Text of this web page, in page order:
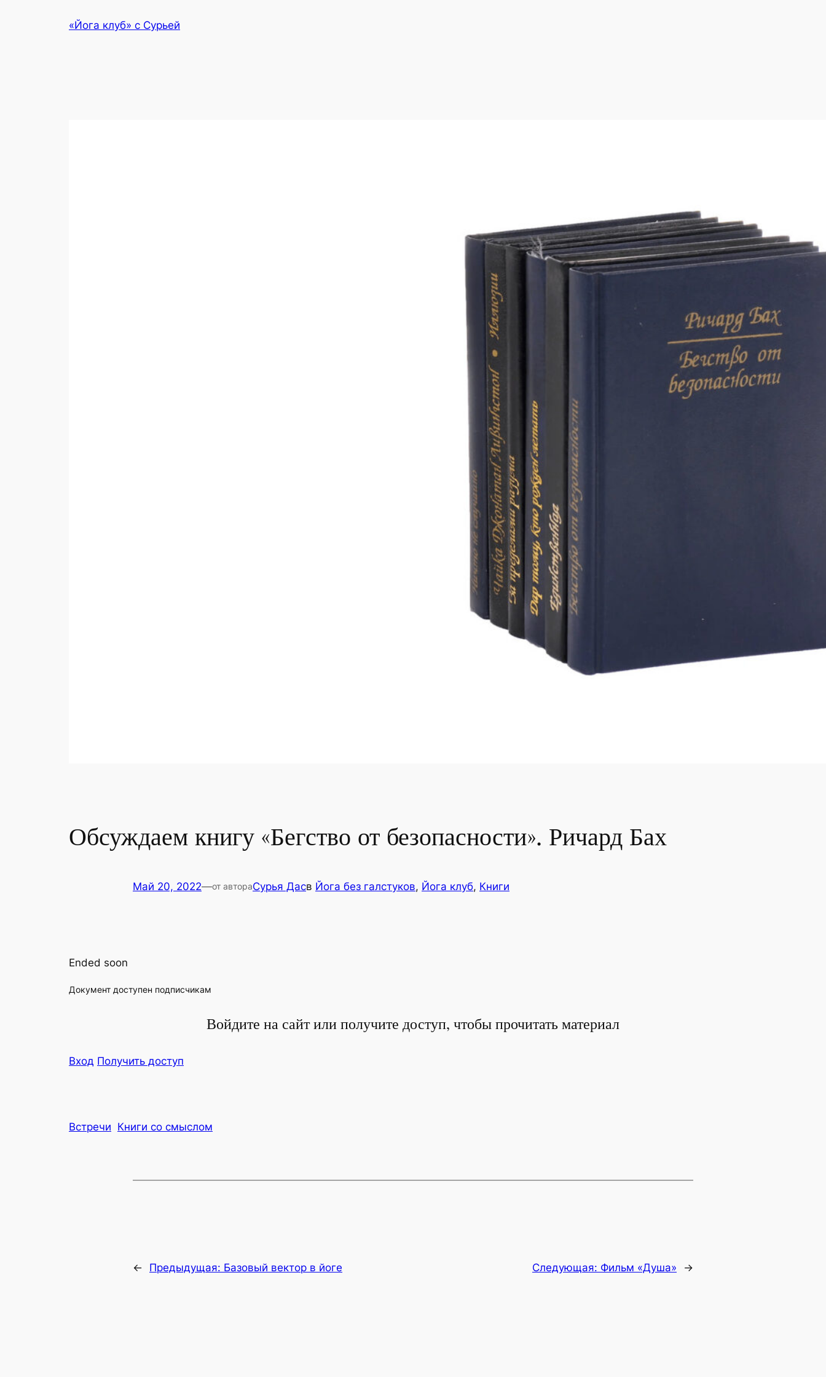
«Йога клуб» с Сурьей
Обсуждаем книгу «Бегство от безопасности». Ричард Бах
Май 20, 2022—от автораСурья Дасв Йога без галстуков, Йога клуб, Книги
Ended soon
Доку­мент досту­пен подписчикам
Войдите на сайт или получите доступ, чтобы прочитать материал
Вход Полу­чить доступ
Встречи Книги со смыслом
← Предыдущая: Базовый вектор в йоге Следующая: Фильм «Душа» →